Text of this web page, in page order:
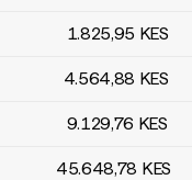
1.825,95 KES
4.564,88 KES
9.129,76 KES
45.648,78 KES